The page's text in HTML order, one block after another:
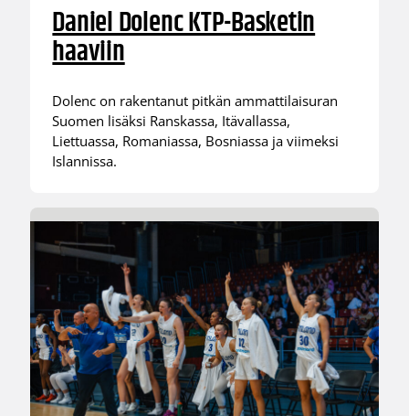
Daniel Dolenc KTP-Basketin
haaviin
Dolenc on rakentanut pitkän ammattilaisuran
Suomen lisäksi Ranskassa, Itävallassa,
Liettuassa, Romaniassa, Bosniassa ja viimeksi
Islannissa.